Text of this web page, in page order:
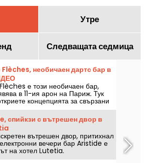
Утре
Следващата седмица
необичаен дартс бар в
е този необичаен бар,
в 11-ия арон на Париж. Тук
концепцията за свързани
е нова за Париж, докато
бири и вкусни мезета.
спийкзи с вътрешен двор в
вътрешен двор, притихнал
вечери бар Aristide е
на хотел Lutetia.